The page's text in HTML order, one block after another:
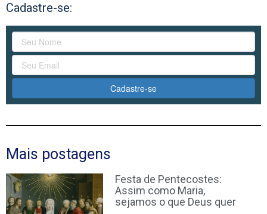
Cadastre-se:
Cadastre-se
Mais postagens
Festa de Pentecostes:
Assim como Maria,
sejamos o que Deus quer